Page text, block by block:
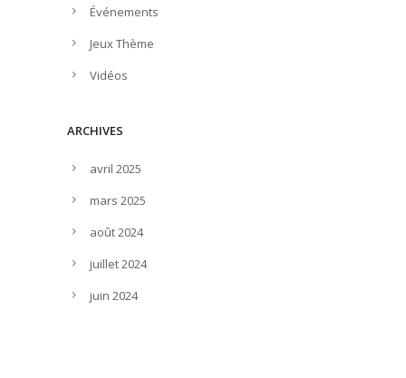
Événements
Jeux Thème
Vidéos
ARCHIVES
avril 2025
mars 2025
août 2024
juillet 2024
juin 2024